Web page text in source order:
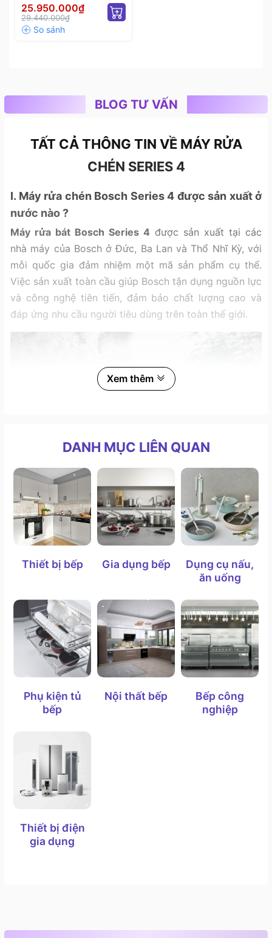
25.950.000₫
29.440.000₫
BLOG TƯ VẤN
TẤT CẢ THÔNG TIN VỀ MÁY RỬA
CHÉN SERIES 4
I. Máy rửa chén Bosch Series 4 được sản xuất ở
nước nào ?
Máy rửa bát Bosch Series 4 được sản xuất tại các
nhà máy của Bosch ở Đức, Ba Lan và Thổ Nhĩ Kỳ, với
mỗi quốc gia đảm nhiệm một mã sản phẩm cụ thể.
Việc sản xuất toàn cầu giúp Bosch tận dụng nguồn lực
và công nghệ tiên tiến, đảm bảo chất lượng cao và
đáp ứng nhu cầu người tiêu dùng trên toàn thế giới.
Một nhà máy sản xuất máy rửa chén của Bosch tại Châu Âu
II. Thiết kế và tính năng máy rửa bát chén Series
được làm bằng chất liệu inox kết hợp nhựa cao cấp,
cứng cáp, dễ vệ sinh. Điều này giúp tăng cường độ
bền cùng khả năng chống va đập, ngăn ngừa ăn mòn
và rỉ sét cho sản phẩm.
ngoài sang trọng, phong cách và dễ dàng phối hợp
với nhiều không gian nội thất khác nhau.
Xem thêm
DANH MỤC LIÊN QUAN
Thiết bị bếp Gia dụng bếp
Dụng cụ nấu,
ăn uống
Phụ kiện tủ
bếp
Nội thất bếp
Bếp công
nghiệp
Thiết bị điện
gia dụng